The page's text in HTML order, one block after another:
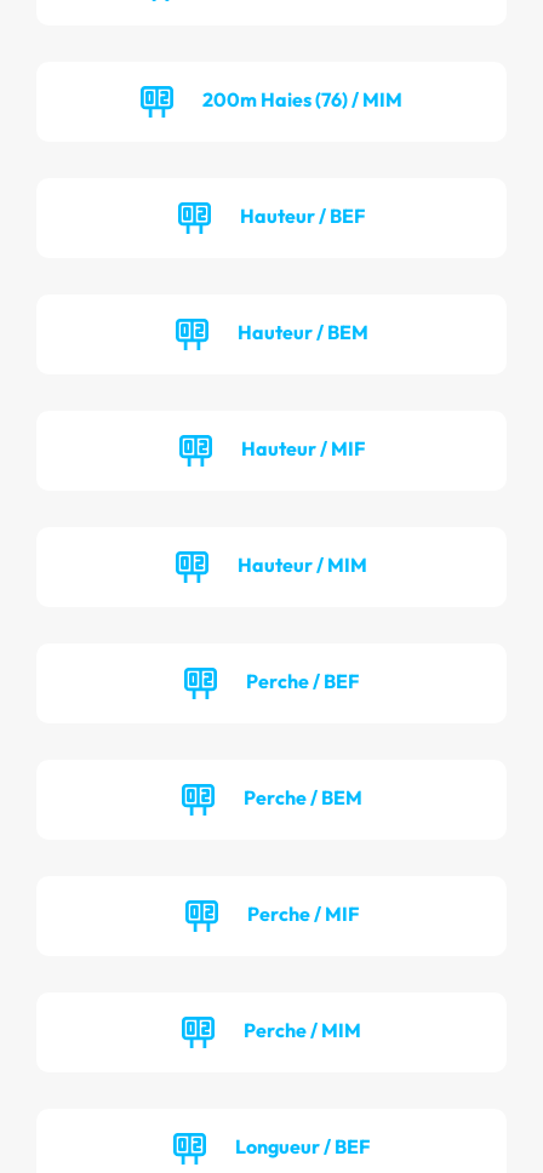
200m Haies (76) / MIM
Hauteur / BEF
Hauteur / BEM
Hauteur / MIF
Hauteur / MIM
Perche / BEF
Perche / BEM
Perche / MIF
Perche / MIM
Longueur / BEF